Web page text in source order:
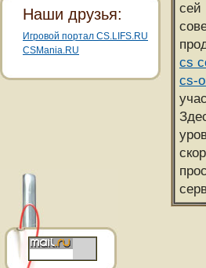
cs
cs-
Наши друзья:
Игровой портал CS.LIFS.RU
CSMania.RU